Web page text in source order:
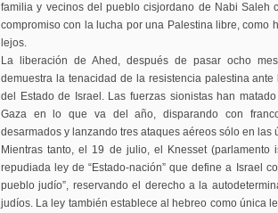
familia y vecinos del pueblo cisjordano de Nabi Saleh
compromiso con la lucha por una Palestina libre, como
lejos.
La liberación de Ahed, después de pasar ocho
demuestra la tenacidad de la resistencia palestina
del Estado de Israel. Las fuerzas sionistas han
Gaza en lo que va del año, disparando con
desarmados y lanzando tres ataques aéreos sólo en las
Mientras tanto, el 19 de julio, el Knesset (parlamento
repudiada ley de “Estado-nación” que define a Israel
pueblo judío”, reservando el derecho a la
judíos. La ley también establece al hebreo como única